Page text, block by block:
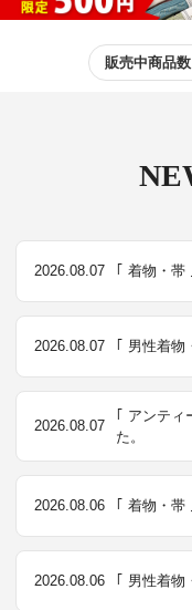
販売中商品数
2026.08.07 ｢ 着物・帯
2026.08.07 ｢ 男性着物
2026.08.07
｢ アンティ
た。
2026.08.06 ｢ 着物・帯
2026.08.06 ｢ 男性着物